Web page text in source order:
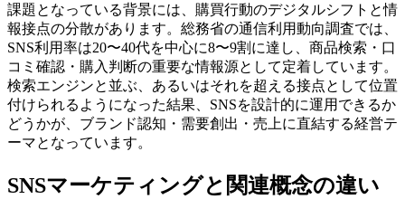
課題となっている背景には、購買行動のデジタルシフトと情
報接点の分散があります。総務省の通信利用動向調査では、
SNS利用率は20〜40代を中心に8〜9割に達し、商品検索・口
コミ確認・購入判断の重要な情報源として定着しています。
検索エンジンと並ぶ、あるいはそれを超える接点として位置
付けられるようになった結果、SNSを設計的に運用できるか
どうかが、ブランド認知・需要創出・売上に直結する経営テ
ーマとなっています。
SNSマーケティングと関連概念の違い